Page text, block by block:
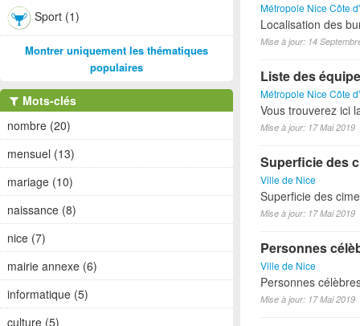
Métropole Nice Côte
Localisation des
Mise à jour: 14
Liste des
Métropole Nice Côte
Vous trouverez ici
Mise à jour: 17 Mai 2019
Superficie des
Ville de Nice
Superficie des
Mise à jour: 17 Mai 2019
Personnes
Ville de Nice
Personnes
Mise à jour: 17 Mai 2019
Sport (1)
Montrer uniquement les thématiques
populaires
Mots-clés
nombre (20)
mensuel (13)
mariage (10)
naissance (8)
nice (7)
mairie annexe (6)
informatique (5)
culture (5)